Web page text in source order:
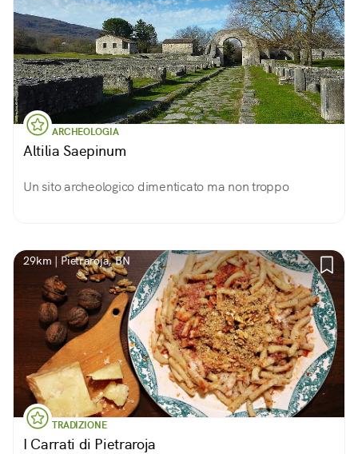
ARCHEOLOGIA
Altilia Saepinum
Un sito archeologico dimenticato ma non troppo
29km | Pietraroja, BN
TRADIZIONE
I Carrati di Pietraroja